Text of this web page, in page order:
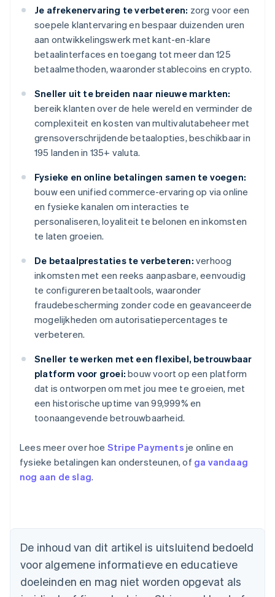
Je afrekenervaring te verbeteren: zorg voor een
soepele klantervaring en bespaar duizenden uren
aan ontwikkelingswerk met kant-en-klare
betaalinterfaces en toegang tot meer dan 125
betaalmethoden, waaronder stablecoins en crypto.
Sneller uit te breiden naar nieuwe markten:
bereik klanten over de hele wereld en verminder de
complexiteit en kosten van multivalutabeheer met
grensoverschrijdende betaalopties, beschikbaar in
195 landen in 135+ valuta.
Fysieke en online betalingen samen te voegen:
bouw een unified commerce-ervaring op via online
en fysieke kanalen om interacties te
personaliseren, loyaliteit te belonen en inkomsten
te laten groeien.
De betaalprestaties te verbeteren: verhoog
inkomsten met een reeks aanpasbare, eenvoudig
te configureren betaaltools, waaronder
fraudebescherming zonder code en geavanceerde
mogelijkheden om autorisatiepercentages te
verbeteren.
Sneller te werken met een flexibel, betrouwbaar
platform voor groei: bouw voort op een platform
dat is ontworpen om met jou mee te groeien, met
een historische uptime van 99,999% en
toonaangevende betrouwbaarheid.
Lees meer over hoe Stripe Payments je online en
fysieke betalingen kan ondersteunen, of ga vandaag
nog aan de slag.
De inhoud van dit artikel is uitsluitend bedoeld
voor algemene informatieve en educatieve
doeleinden en mag niet worden opgevat als
België
Brazilië
PortuguêsEnglish
Bulgarije
English